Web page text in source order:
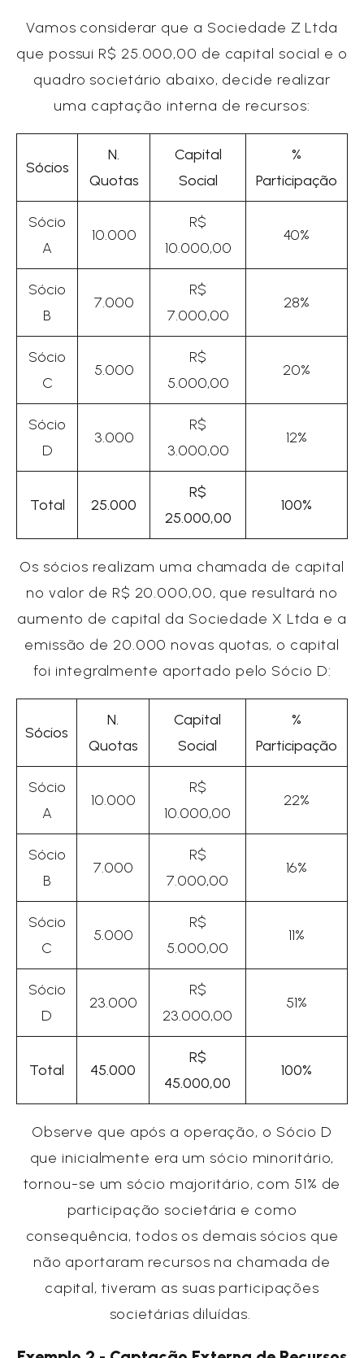
Vamos considerar que a Sociedade Z Ltda
que possui R$ 25.000,00 de capital social e o
quadro societário abaixo, decide realizar
uma captação interna de recursos:
Sócios
N.
Quotas
Capital
Social
%
Participação
Sócio
A
10.000
R$
10.000,00
40%
Sócio
B
7.000
R$
7.000,00
28%
Sócio
C
5.000
R$
5.000,00
20%
Sócio
D
3.000
R$
3.000,00
12%
Total 25.000
R$
25.000,00
100%
Os sócios realizam uma chamada de capital
no valor de R$ 20.000,00, que resultará no
aumento de capital da Sociedade X Ltda e a
emissão de 20.000 novas quotas, o capital
foi integralmente aportado pelo Sócio D:
Sócios
N.
Quotas
Capital
Social
%
Participação
Sócio
A
10.000
R$
10.000,00
22%
Sócio
B
7.000
R$
7.000,00
16%
Sócio
C
5.000
R$
5.000,00
11%
Sócio
D
23.000
R$
23.000,00
51%
Total 45.000
R$
45.000,00
100%
Observe que após a operação, o Sócio D
que inicialmente era um sócio minoritário,
tornou-se um sócio majoritário, com 51% de
participação societária e como
consequência, todos os demais sócios que
não aportaram recursos na chamada de
capital, tiveram as suas participações
societárias diluídas.